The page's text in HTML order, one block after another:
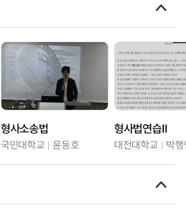
형사소송법
국민대학교 윤동호
형사법연습Ⅱ
대전대학교 박